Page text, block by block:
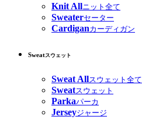
Knit Allニット全て
Sweaterセーター
Cardiganカーディガン
Sweatスウェット
Sweat Allスウェット全て
Sweatスウェット
Parkaパーカ
Jerseyジャージ